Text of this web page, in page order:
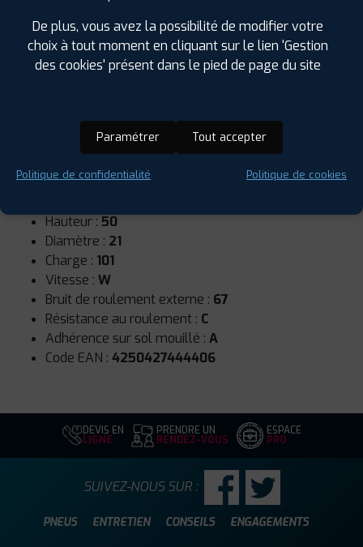
Runflat :Non
Hauteur : 50
Diamètre : 21
Charge : 101
Vitesse : W
Bruit de roulement externe : 67
Résistance au roulement : C
Adhérence sur sol mouillé : A
Code EAN : 4250427444406
DEVIS EN
LIGNE
PRENDRE UN
RENDEZ-VOUS
ESPACE
PRO
PNEUS ENTRETIEN CONSEILS ENGAGEMENTS
SUIVEZ-NOUS SUR :
De plus, vous avez la possibilité de modifier votre
choix à tout moment en cliquant sur le lien 'Gestion
des cookies' présent dans le pied de page du site
Paramétrer Tout accepter
Politique de confidentialité Politique de cookies